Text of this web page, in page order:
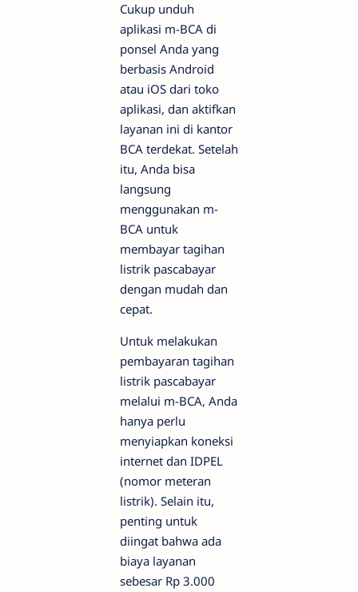
Cukup unduh
aplikasi m-BCA di
ponsel Anda yang
berbasis Android
atau iOS dari toko
aplikasi, dan aktifkan
layanan ini di kantor
BCA terdekat. Setelah
itu, Anda bisa
langsung
menggunakan m-
BCA untuk
membayar tagihan
listrik pascabayar
dengan mudah dan
cepat.
Untuk melakukan
pembayaran tagihan
listrik pascabayar
melalui m-BCA, Anda
hanya perlu
menyiapkan koneksi
internet dan IDPEL
(nomor meteran
listrik). Selain itu,
penting untuk
diingat bahwa ada
biaya layanan
sebesar Rp 3.000